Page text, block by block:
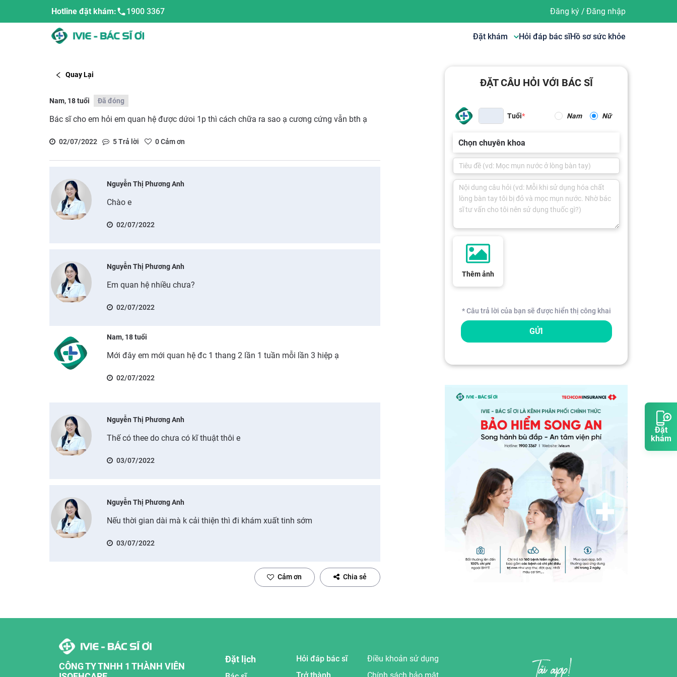
Đặt
khám
Hotline đặt khám: 1900 3367 Đăng ký/ Đăng nhập
Đặt khám Hỏi đáp bác sĩHồ sơ sức khỏe
Quay Lại
Nam, 18 tuổi Đã đóng
Bác sĩ cho em hỏi em quan hệ được dứoi 1p thì cách chữa ra sao ạ cương cứng vẫn bth ạ
02/07/2022 5Trả lời 0Cảm ơn
Nguyễn Thị Phương Anh
Chào e
02/07/2022
Nguyễn Thị Phương Anh
Em quan hệ nhiều chưa?
02/07/2022
Nam, 18 tuổi
Mới đây em mới quan hệ đc 1 thang 2 lần 1 tuần mỗi lần 3 hiệp ạ
02/07/2022
Nguyễn Thị Phương Anh
Thế có thee do chưa có kĩ thuật thôi e
03/07/2022
Nguyễn Thị Phương Anh
Nếu thời gian dài mà k cải thiện thì đi khám xuất tinh sớm
03/07/2022
Cảm ơn Chia sẻ
ĐẶT CÂU HỎI VỚI BÁC SĨ
Tuổi Nam Nữ
Chọn chuyên khoa
Thêm ảnh
* Câu trả lời của bạn sẽ được hiển thị công khai
GỬI
CÔNG TY TNHH 1 THÀNH VIÊN
Đặt lịch
Hỏi đáp bác sĩ
Trở thành
Điều khoản sử dụng
Chính sách bảo mật